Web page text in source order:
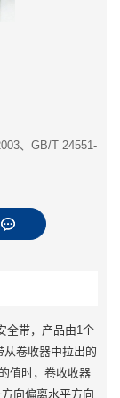
、GB/T 24551-
全带，产品由1个
卷收器中拉出的
值时，卷收收器
向偏离水平方向